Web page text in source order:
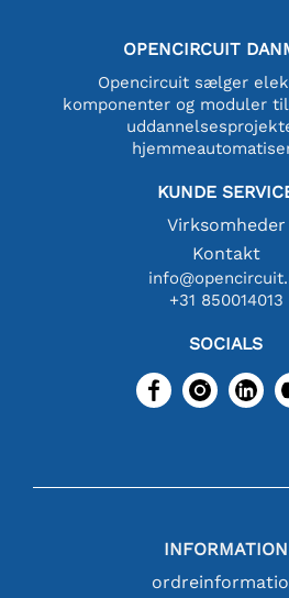
OPENCIRCUIT
Opencircuit sælger
komponenter og moduler
KUNDE
Virksomheder
Kontakt
+31 850014013
SOCIALS
INFORMATION